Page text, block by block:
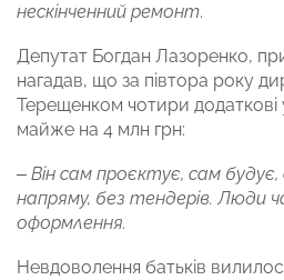
нескінченний ремонт.
Депутат Богдан Лазоренко,
нагадав, що за півтора року
Терещенком чотири додаткові
майже на 4 млн грн:
– Він сам проєктує, сам
напряму, без тендерів. Люди
оформлення.
Невдоволення батьків